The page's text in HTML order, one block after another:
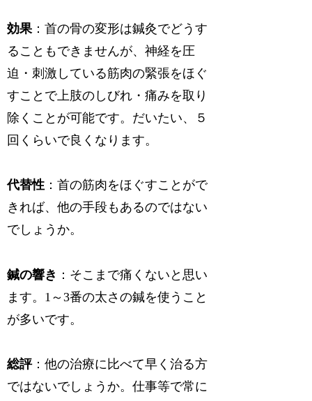
効果：首の骨の変形は鍼灸でどうす
ることもできませんが、神経を圧
迫・刺激している筋肉の緊張をほぐ
すことで上肢のしびれ・痛みを取り
除くことが可能です。だいたい、５
回くらいで良くなります。
代替性 ：首の筋肉をほぐすことがで
きれば、他の手段もあるのではない
でしょうか。
鍼の響き ：そこまで痛くないと思い
ます。1～3番の太さの鍼を使うこと
が多いです。
総評：他の治療に比べて早く治る方
ではないでしょうか。仕事等で常に